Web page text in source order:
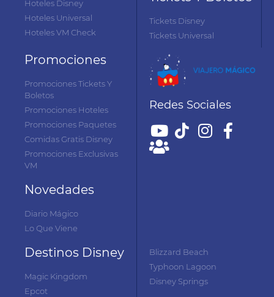
Hoteles Disney
Hoteles Universal
Hoteles VM Check
Tickets Disney
Tickets Universal
Promociones
Promociones Tickets Y
Boletos
Promociones Hoteles
Promociones Paquetes
Comidas Gratis Disney
Promociones Exclusivas
VM
Novedades
Diario Mágico
Lo Que Viene
Redes Sociales
Destinos Disney
Magic Kingdom
Epcot
Blizzard Beach
Typhoon Lagoon
Disney Springs